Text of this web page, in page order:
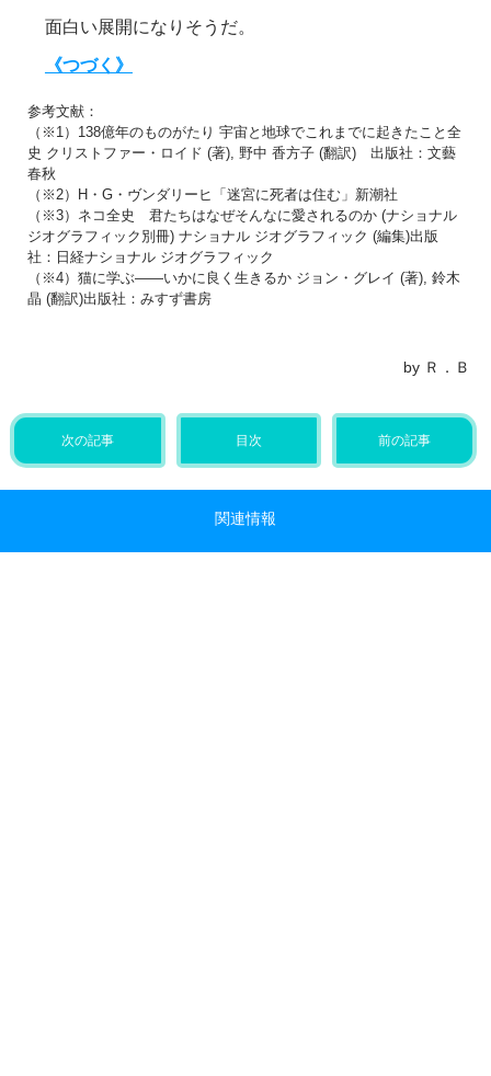
面白い展開になりそうだ。
《つづく》
参考文献：
（※1）138億年のものがたり 宇宙と地球でこれまでに起きたこと全
史 クリストファー・ロイド (著), 野中 香方子 (翻訳) 出版社：文藝
春秋
（※2）H・G・ヴンダリーヒ「迷宮に死者は住む」新潮社
（※3）ネコ全史 君たちはなぜそんなに愛されるのか (ナショナル
ジオグラフィック別冊) ナショナル ジオグラフィック (編集)出版
社：日経ナショナル ジオグラフィック
（※4）猫に学ぶ――いかに良く生きるか ジョン・グレイ (著), 鈴木
晶 (翻訳)出版社：みすず書房
by Ｒ．Ｂ
次の記事 目次 前の記事
関連情報